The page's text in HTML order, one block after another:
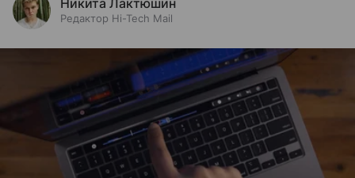
Никита Лактюшин
Редактор Hi-Tech Mail